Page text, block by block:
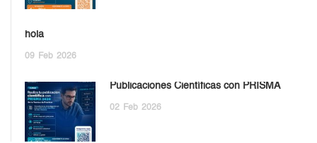
hola
09 Feb 2026
Publicaciones Científicas con PRISMA
02 Feb 2026